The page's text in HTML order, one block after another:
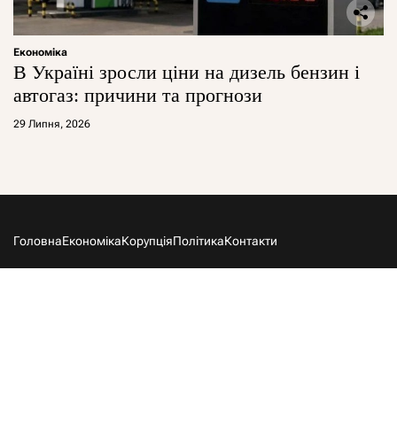
Економіка
В Україні зросли ціни на дизель бензин і
автогаз: причини та прогнози
29 Липня, 2026
ГоловнаЕкономікаКорупціяПолітикаКонтакти